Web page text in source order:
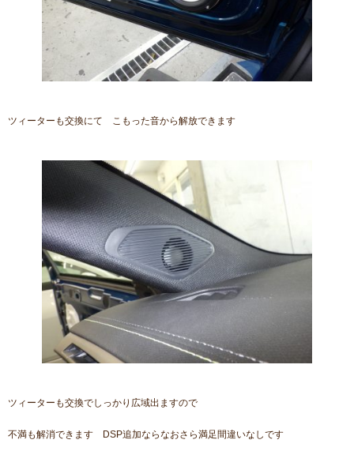
ツィーターも交換にて こもった音から解放できます
ツィーターも交換でしっかり広域出ますので
不満も解消できます DSP追加ならなおさら満足間違いなしです